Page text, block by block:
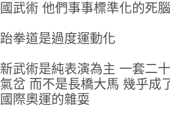
國武術 他們事事標準化的死
跆拳道是過度運動化
新武術是純表演為主 一套二
氣岔 而不是長橋大馬 幾乎成
國際奧運的雜耍